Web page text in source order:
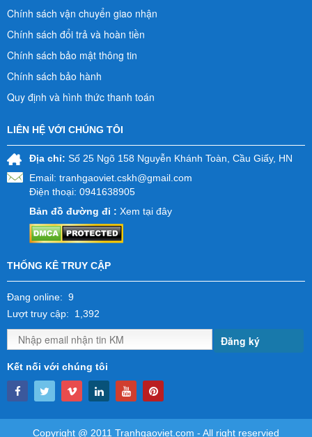
Chính sách vận chuyển giao nhận
Chính sách đổi trả và hoàn tiền
Chính sách bảo mật thông tin
Chính sách bảo hành
Quy định và hình thức thanh toán
LIÊN HỆ VỚI CHÚNG TÔI
Địa chỉ: Số 25 Ngõ 158 Nguyễn Khánh Toàn, Cầu Giấy, HN
Email: tranhgaoviet.cskh@gmail.com
Điện thoại: 0941638905
Bản đồ đường đi : Xem tại đây
THỐNG KÊ TRUY CẬP
Đang online: 9
Lượt truy cập: 1,392
Đăng ký
Kết nối với chúng tôi
Copyright @ 2011 Tranhgaoviet.com - All right reservied